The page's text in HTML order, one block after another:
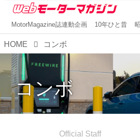
MotorMagazine誌連動企画 10年ひと昔
HOME コンボ
コンボ
Official Staff